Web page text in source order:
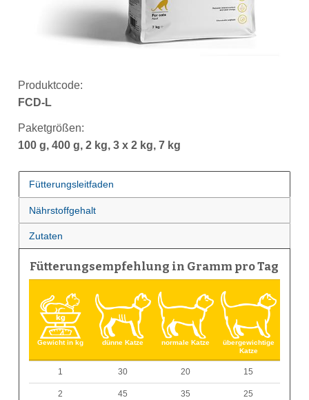
Produktcode:
FCD-L
Paketgrößen:
100 g, 400 g, 2 kg, 3 x 2 kg, 7 kg
Fütterungsleitfaden
Nährstoffgehalt
Zutaten
Fütterungsempfehlung in Gramm pro Tag
Gewicht in kg dünne Katze normale Katze
übergewichtige
Katze
1 30 20 15
2 45 35 25